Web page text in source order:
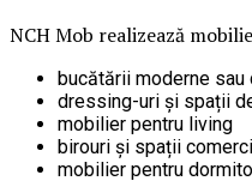
NCH Mob realizează
bucătării moderne sau
dressing-uri și spații
mobilier pentru living
birouri și spații
mobilier pentru